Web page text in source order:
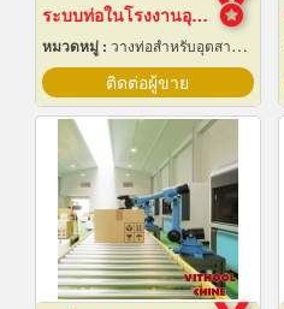
ระบบท่อในโรงงานอุตสาหกรรม
หมวดหมู่ : วางท่อสำหรับอุตสาหกรรมท่อ
ติดต่อผู้ขาย